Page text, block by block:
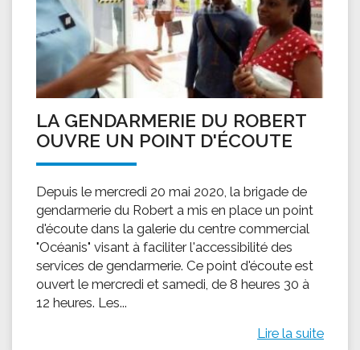
LA GENDARMERIE DU ROBERT
OUVRE UN POINT D'ÉCOUTE
Depuis le mercredi 20 mai 2020, la brigade de
gendarmerie du Robert a mis en place un point
d'écoute dans la galerie du centre commercial
"Océanis" visant à faciliter l'accessibilité des
services de gendarmerie. Ce point d'écoute est
ouvert le mercredi et samedi, de 8 heures 30 à
12 heures. Les...
Lire la suite